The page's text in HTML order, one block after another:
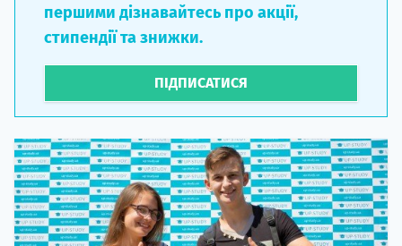
першими дізнавайтесь про акції,
стипендії та знижки.
ПІДПИСАТИСЯ